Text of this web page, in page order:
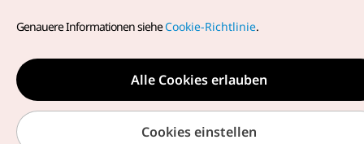
vorbehalten.
dieoffizielle E-Mail-Adresse
german@knto.or.kr
Genauere Informationen sieheCookie-Richtlinie.
Alle Cookies erlauben
Cookies einstellen